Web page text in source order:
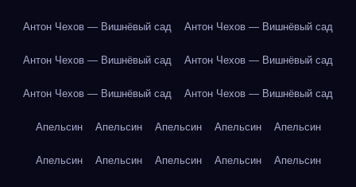
Антон Чехов — Вишнёвый сад Антон Чехов — Вишнёвый сад
Антон Чехов — Вишнёвый сад Антон Чехов — Вишнёвый сад
Антон Чехов — Вишнёвый сад Антон Чехов — Вишнёвый сад
Апельсин Апельсин Апельсин Апельсин Апельсин
Апельсин Апельсин Апельсин Апельсин Апельсин